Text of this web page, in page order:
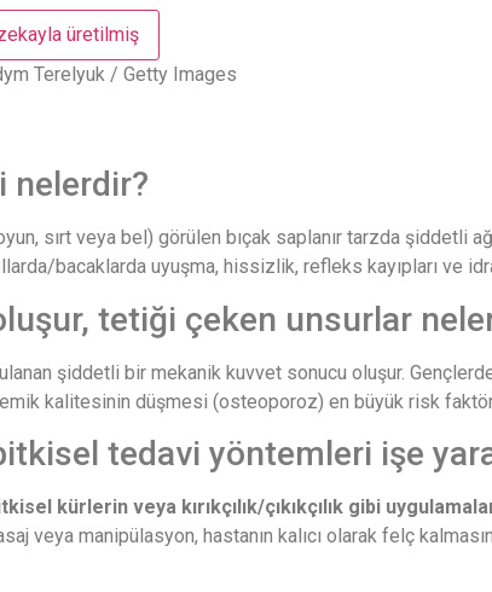
Terelyuk / Getty Images
nelerdir?
sırt veya bel) görülen bıçak saplanır tarzda şiddetli
bacaklarda uyuşma, hissizlik, refleks kayıpları ve
tetiği çeken unsurlar
şiddetli bir mekanik kuvvet sonucu oluşur.
kalitesinin düşmesi (osteoporoz) en büyük risk
tedavi yöntemleri işe yarar
kürlerin veya kırıkçılık/çıkıkçılık gibi
veya manipülasyon, hastanın kalıcı olarak felç